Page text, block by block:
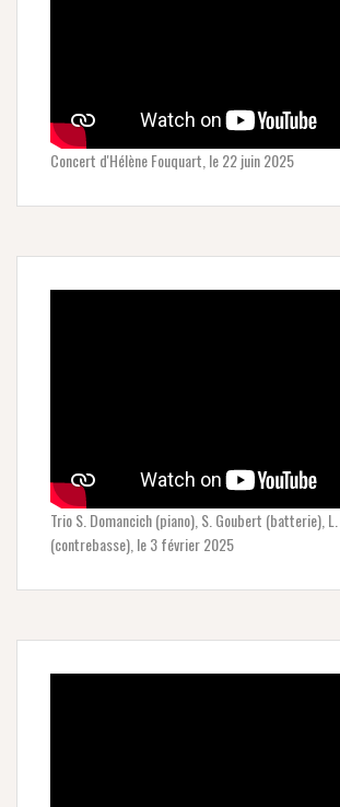
Concert d'Hélène Fouquart, le 22 juin 2025
Trio S. Domancich (piano), S. Goubert (batterie),
(contrebasse), le 3 février 2025